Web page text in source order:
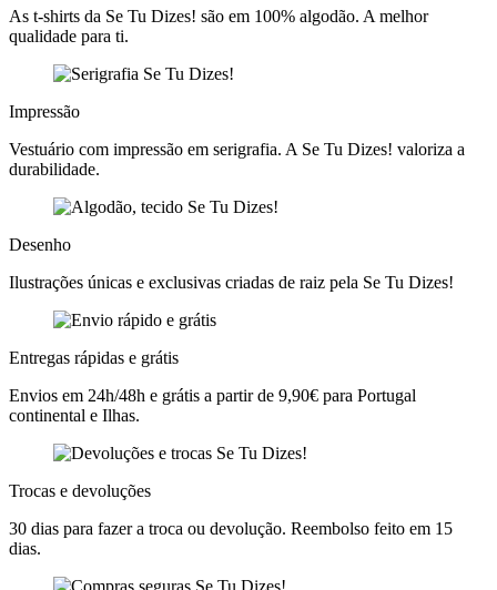
As t-shirts da Se Tu Dizes! são em 100% algodão. A melhor
qualidade para ti.
Impressão
Vestuário com impressão em serigrafia. A Se Tu Dizes! valoriza a
durabilidade.
Desenho
Ilustrações únicas e exclusivas criadas de raiz pela Se Tu Dizes!
Entregas rápidas e grátis
Envios em 24h/48h e grátis a partir de 9,90€ para Portugal
continental e Ilhas.
Trocas e devoluções
30 dias para fazer a troca ou devolução. Reembolso feito em 15
dias.